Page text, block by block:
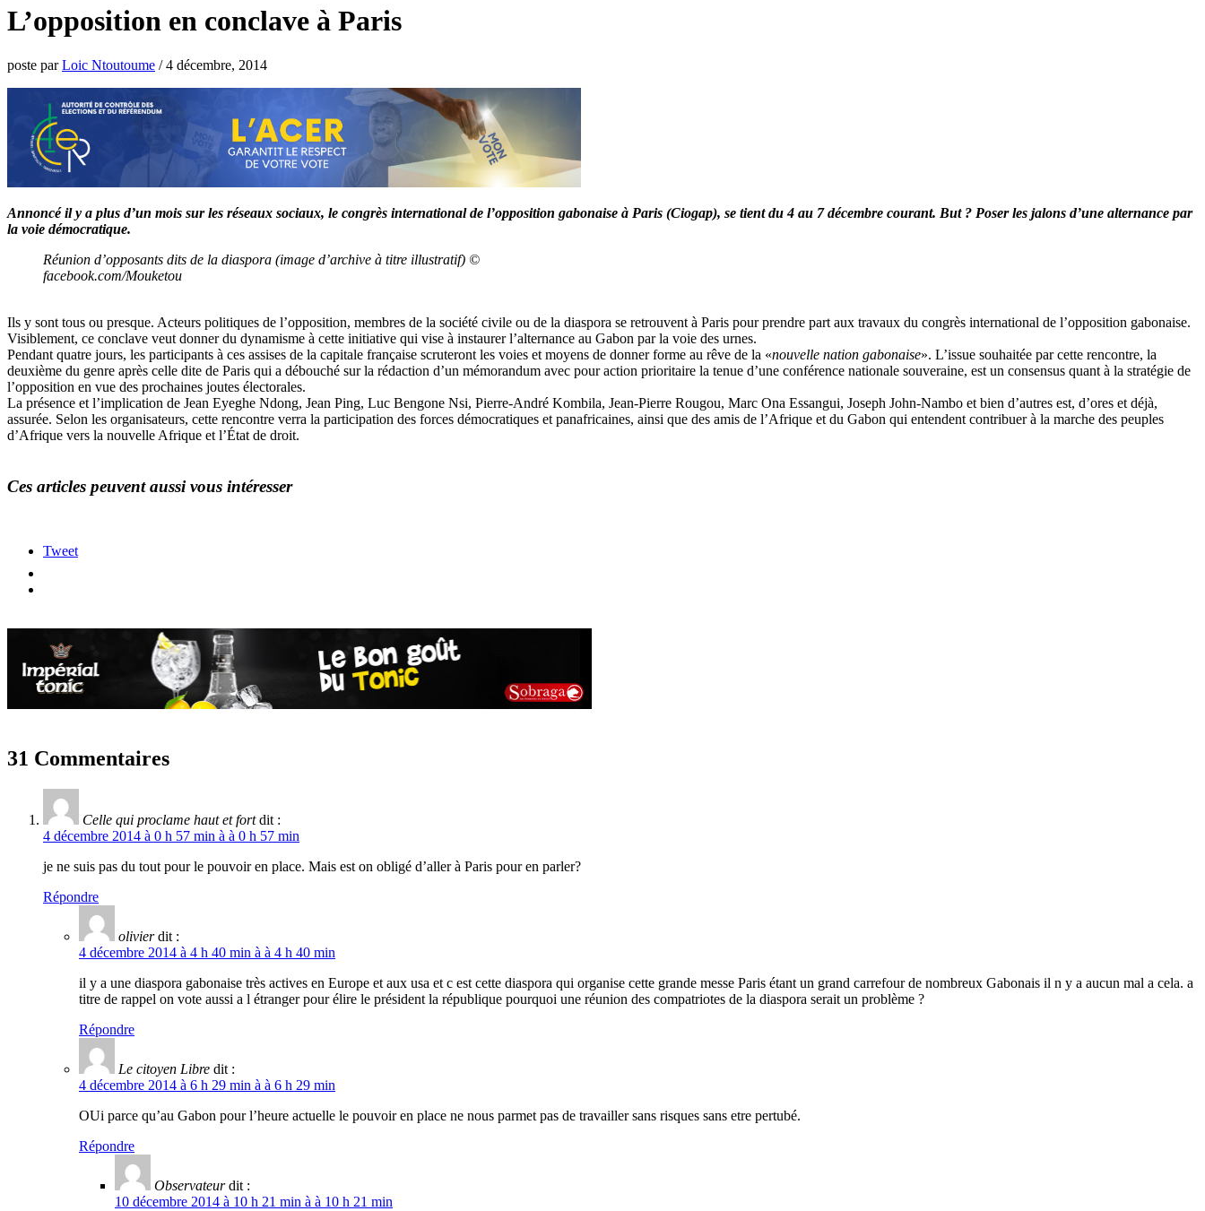
L’opposition en conclave à Paris
poste parLoic Ntoutoume /4 décembre, 2014
Annoncé il y a plus d’un mois sur les réseaux sociaux, le congrès international de l’opposition gabonaise à Paris (Ciogap), se tient du 4 au 7 décembre courant. But ? Poser les jalons d’une alternance par
la voie démocratique.
Réunion d’opposants dits de la diaspora (image d’archive à titre illustratif) ©
facebook.com/Mouketou
Ils y sont tous ou presque. Acteurs politiques de l’opposition, membres de la société civile ou de la diaspora se retrouvent à Paris pour prendre part aux travaux du congrès international de l’opposition gabonaise.
Visiblement, ce conclave veut donner du dynamisme à cette initiative qui vise à instaurer l’alternance au Gabon par la voie des urnes.
Pendant quatre jours, les participants à ces assises de la capitale française scruteront les voies et moyens de donner forme au rêve de la «nouvelle nation gabonaise». L’issue souhaitée par cette rencontre, la
deuxième du genre après celle dite de Paris qui a débouché sur la rédaction d’un mémorandum avec pour action prioritaire la tenue d’une conférence nationale souveraine, est un consensus quant à la stratégie de
l’opposition en vue des prochaines joutes électorales.
La présence et l’implication de Jean Eyeghe Ndong, Jean Ping, Luc Bengone Nsi, Pierre-André Kombila, Jean-Pierre Rougou, Marc Ona Essangui, Joseph John-Nambo et bien d’autres est, d’ores et déjà,
assurée. Selon les organisateurs, cette rencontre verra la participation des forces démocratiques et panafricaines, ainsi que des amis de l’Afrique et du Gabon qui entendent contribuer à la marche des peuples
d’Afrique vers la nouvelle Afrique et l’État de droit.
Ces articles peuvent aussi vous intéresser
Tweet
31 Commentaires
Celle qui proclame haut et fort dit :
4 décembre 2014 à 0 h 57 min à à 0 h 57 min
je ne suis pas du tout pour le pouvoir en place. Mais est on obligé d’aller à Paris pour en parler?
Répondre
olivier dit :
4 décembre 2014 à 4 h 40 min à à 4 h 40 min
il y a une diaspora gabonaise très actives en Europe et aux usa et c est cette diaspora qui organise cette grande messe Paris étant un grand carrefour de nombreux Gabonais il n y a aucun mal a cela. a
titre de rappel on vote aussi a l étranger pour élire le président la république pourquoi une réunion des compatriotes de la diaspora serait un problème ?
Répondre
Le citoyen Libre dit :
4 décembre 2014 à 6 h 29 min à à 6 h 29 min
OUi parce qu’au Gabon pour l’heure actuelle le pouvoir en place ne nous parmet pas de travailler sans risques sans etre pertubé.
Répondre
Observateur dit :
10 décembre 2014 à 10 h 21 min à à 10 h 21 min